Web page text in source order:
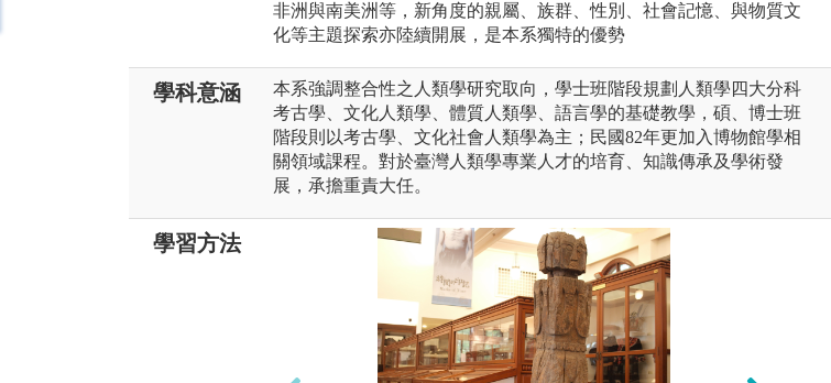
非洲與南美洲等，新角度的親屬、族群、性別、社會記憶、與物質文
化等主題探索亦陸續開展，是本系獨特的優勢
學科意涵
本系強調整合性之人類學研究取向，學士班階段規劃人類學四大分科
考古學、文化人類學、體質人類學、語言學的基礎教學，碩、博士班
階段則以考古學、文化社會人類學為主；民國82年更加入博物館學相
關領域課程。對於臺灣人類學專業人才的培育、知識傳承及學術發
展，承擔重責大任。
學習方法